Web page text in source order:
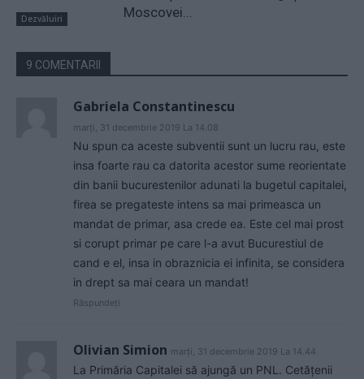
Dezvăluiri
Moscovei...
9 COMENTARII
Gabriela Constantinescu
marți, 31 decembrie 2019 La 14.08
Nu spun ca aceste subventii sunt un lucru rau, este
insa foarte rau ca datorita acestor sume reorientate
din banii bucurestenilor adunati la bugetul capitalei,
firea se pregateste intens sa mai primeasca un
mandat de primar, asa crede ea. Este cel mai prost
si corupt primar pe care l-a avut Bucurestiul de
cand e el, insa in obraznicia ei infinita, se considera
in drept sa mai ceara un mandat!
Răspundeți
Olivian Simion marți, 31 decembrie 2019 La 14.44
La Primăria Capitalei să ajungă un PNL. Cetățenii